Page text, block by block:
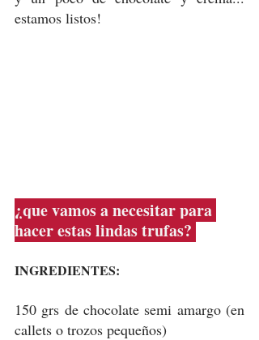
estamos listos!
¿que vamos a necesitar para
hacer estas lindas trufas?
INGREDIENTES:
150 grs de chocolate semi amargo (en
callets o trozos pequeños)